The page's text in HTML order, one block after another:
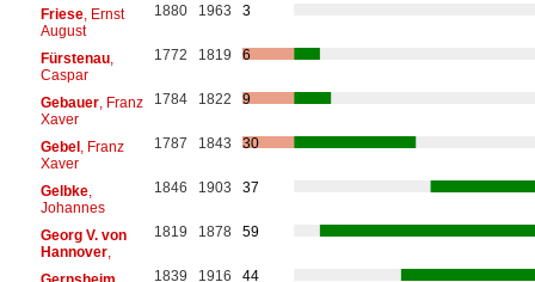
Friese, Ernst
August
1880 1963 3
Fürstenau,
Caspar
1772 1819 6
Gebauer, Franz
Xaver
1784 1822 9
Gebel, Franz
Xaver
1787 1843 30
Gelbke,
Johannes
1846 1903 37
Georg V. von
Hannover,
1819 1878 59
1839 1916 44